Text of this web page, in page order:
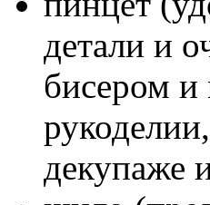
детали и
бисером и
декупаже